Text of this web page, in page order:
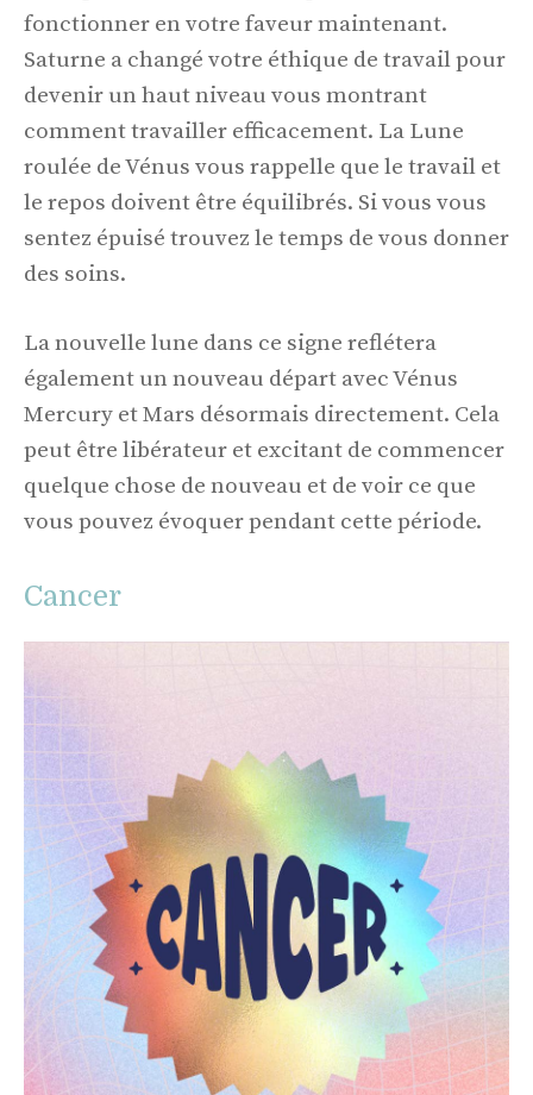
fonctionner en votre faveur maintenant.
Saturne a changé votre éthique de travail pour
devenir un haut niveau vous montrant
comment travailler efficacement. La Lune
roulée de Vénus vous rappelle que le travail et
le repos doivent être équilibrés. Si vous vous
sentez épuisé trouvez le temps de vous donner
des soins.
La nouvelle lune dans ce signe reflétera
également un nouveau départ avec Vénus
Mercury et Mars désormais directement. Cela
peut être libérateur et excitant de commencer
quelque chose de nouveau et de voir ce que
vous pouvez évoquer pendant cette période.
Cancer